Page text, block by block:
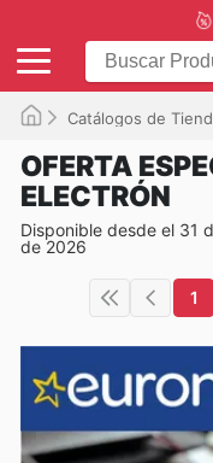
Catálogos de
OFERTA
ELECTRÓN
Disponible desde el 31
de 2026
1